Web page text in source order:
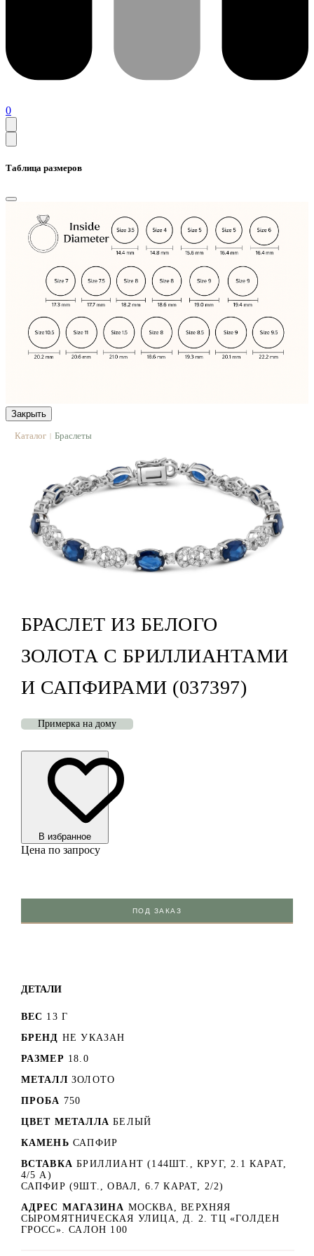
0
Таблица размеров
Закрыть
Каталог | Браслеты
БРАСЛЕТ ИЗ БЕЛОГО
ЗОЛОТА С БРИЛЛИАНТАМИ
И САПФИРАМИ (037397)
Примерка на дому
В избранноe
Цена по запросу
ПОД ЗАКАЗ
ДЕТАЛИ
ВЕС 13 Г
БРЕНД НЕ УКАЗАН
РАЗМЕР 18.0
МЕТАЛЛ ЗОЛОТО
ПРОБА 750
ЦВЕТ МЕТАЛЛА БЕЛЫЙ
КАМЕНЬ САПФИР
ВСТАВКА БРИЛЛИАНТ (144ШТ., КРУГ, 2.1 КАРАТ,
4/5 А)
САПФИР (9ШТ., ОВАЛ, 6.7 КАРАТ, 2/2)
АДРЕС МАГАЗИНА МОСКВА, ВЕРХНЯЯ
СЫРОМЯТНИЧЕСКАЯ УЛИЦА, Д. 2. ТЦ «ГОЛДЕН
ГРОСС». САЛОН 100